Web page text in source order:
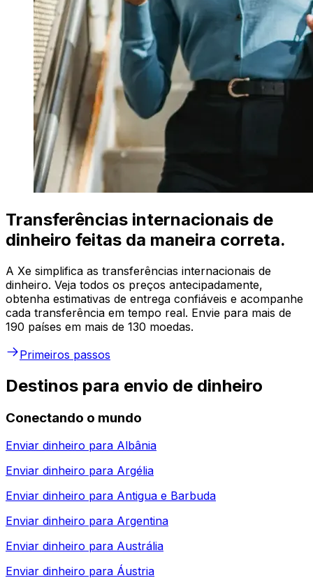
Transferências internacionais de
dinheiro feitas da maneira correta.
A Xe simplifica as transferências internacionais de
dinheiro. Veja todos os preços antecipadamente,
obtenha estimativas de entrega confiáveis e acompanhe
cada transferência em tempo real. Envie para mais de
190 países em mais de 130 moedas.
Primeiros passos
Destinos para envio de dinheiro
Conectando o mundo
Enviar dinheiro para Albânia
Enviar dinheiro para Argélia
Enviar dinheiro para Antigua e Barbuda
Enviar dinheiro para Argentina
Enviar dinheiro para Austrália
Enviar dinheiro para Áustria